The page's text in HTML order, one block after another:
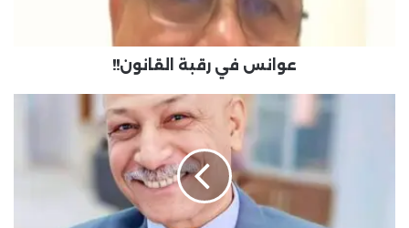
عوانس في رقبة القانون!!